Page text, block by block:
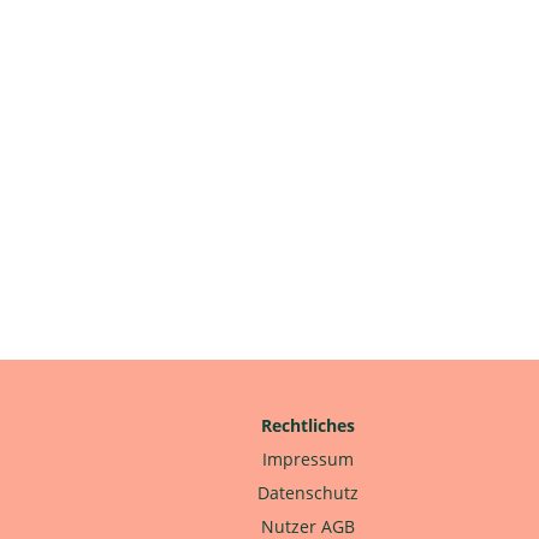
Rechtliches
Impressum
Datenschutz
Nutzer AGB